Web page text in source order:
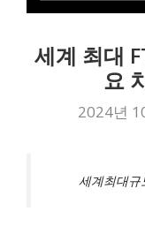
세계 최대
요
2024년
세계최대규